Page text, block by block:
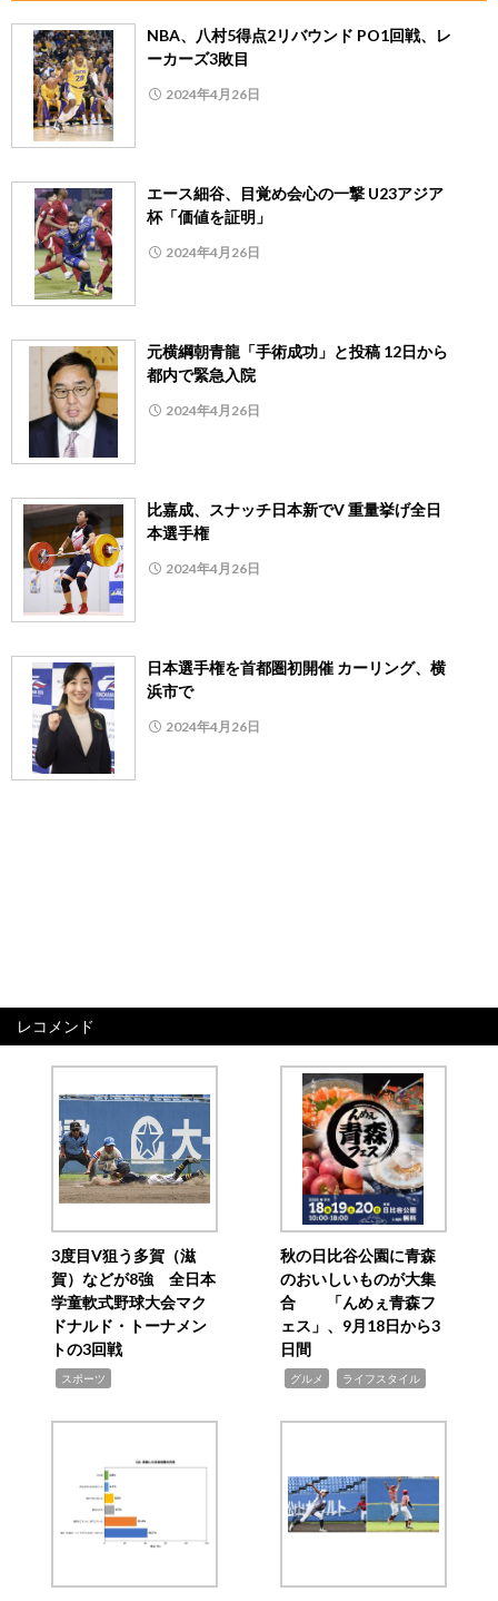
NBA、八村5得点2リバウンド PO1回戦、レ
ーカーズ3敗目
2024年4月26日
エース細谷、目覚め会心の一撃 U23アジア
杯「価値を証明」
2024年4月26日
元横綱朝青龍「手術成功」と投稿 12日から
都内で緊急入院
2024年4月26日
比嘉成、スナッチ日本新でV 重量挙げ全日
本選手権
2024年4月26日
日本選手権を首都圏初開催 カーリング、横
浜市で
2024年4月26日
レコメンド
3度目V狙う多賀（滋
賀）などが8強 全日本
学童軟式野球大会マク
ドナルド・トーナメン
トの3回戦
スポーツ
秋の日比谷公園に青森
のおいしいものが大集
合 「んめぇ青森フ
ェス」、9月18日から3
日間
グルメ ライフスタイル